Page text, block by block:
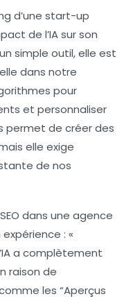
d’une start-up
de l’IA sur son
un simple outil, elle est
dans notre
pour
et personnaliser
permet de créer des
elle exige
de nos
dans une agence
: «
a complètement
raison de
les “Aperçus